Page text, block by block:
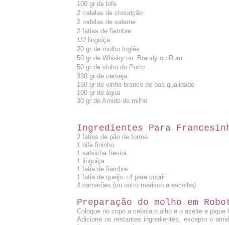
100 gr de bife
2 rodelas de chourição
2 rodelas de salame
2 fatias de fiambre
1/2 linguiça
20 gr de molho Inglês
50 gr de Whisky ou Brandy ou Rum
50 gr de vinho do Porto
330 gr de cerveja
150 gr de vinho branco de boa qualidade
100 gr de água
30 gr de Amido de milho
Ingredientes Para
2 fatias de pão de forma
1 bife fininho
1 salsicha fresca
1 linguiça
1 fatia de fiambre
1 fatia de queijo +4 para cobrir
4 camarões (ou outro marisco a escolha)
Preparação do molho em
Coloque no copo a cebola,o alho e o azeite e
Adicione os restantes ingredientes, excepto o